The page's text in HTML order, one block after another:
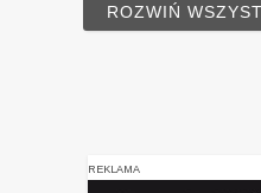
ROZWIŃ
REKLAMA